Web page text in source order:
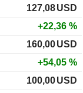
127,08USD
+22,36 %
160,00USD
+54,05 %
100,00USD